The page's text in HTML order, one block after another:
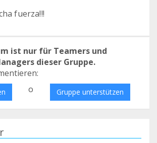
fuerza!!!
ist nur für Teamers und
dieser Gruppe.
o Gruppe unterstützen